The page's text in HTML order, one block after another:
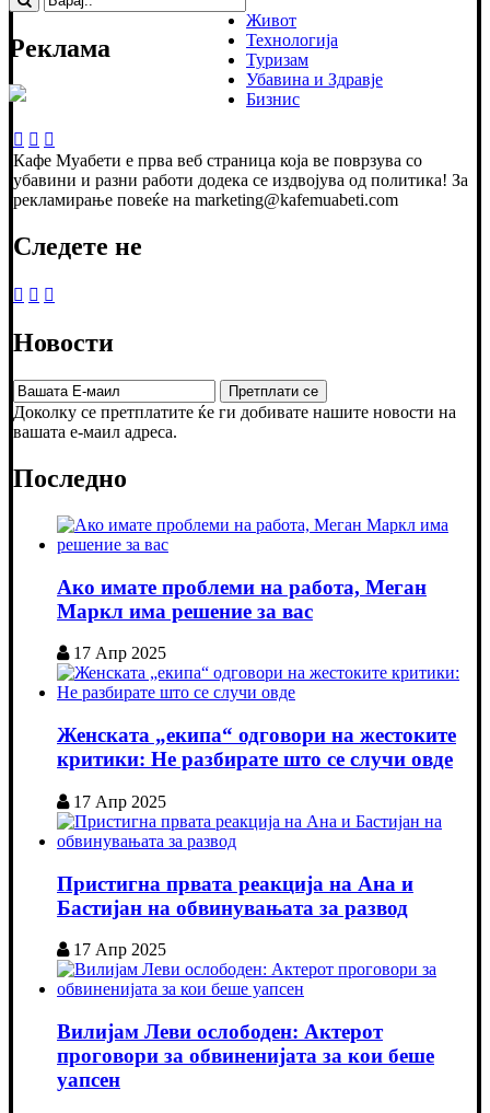
Реклама
Живот
Технологија
Туризам
Убавина и Здравје
Бизнис
Кафе Муабети е прва веб страница која ве поврзува со
убавини и разни работи додека се издвојува од политика! За
рекламирање повеќе на marketing@kafemuabeti.com
Следете не
Новости
Доколку се претплатите ќе ги добивате нашите новости на
вашата е-маил адреса.
Последно
Ако имате проблеми на работа, Меган
Маркл има решение за вас
17 Апр 2025
Женската „екипа“ одговори на жестоките
критики: Не разбирате што се случи овде
17 Апр 2025
Пристигна првата реакција на Ана и
Бастијан на обвинувањата за развод
17 Апр 2025
Вилијам Леви ослободен: Актерот
проговори за обвиненијата за кои беше
уапсен